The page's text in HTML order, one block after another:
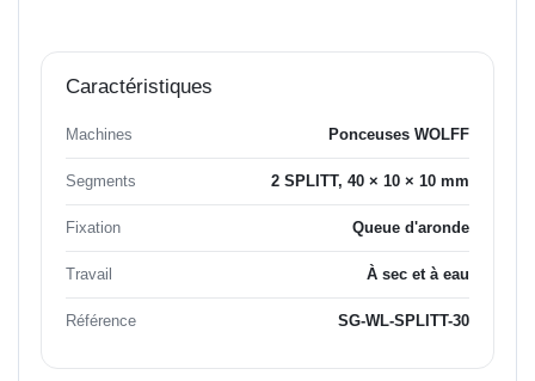
Caractéristiques
Machines Ponceuses WOLFF
Segments 2 SPLITT, 40 × 10 × 10 mm
Fixation Queue d'aronde
Travail À sec et à eau
Référence SG-WL-SPLITT-30